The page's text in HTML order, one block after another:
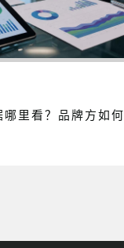
里看？品牌方如何